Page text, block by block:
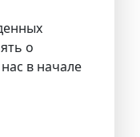
о
в начале